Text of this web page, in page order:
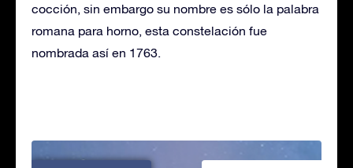
cocción, sin embargo su nombre es sólo la palabra
romana para horno, esta constelación fue
nombrada así en 1763.